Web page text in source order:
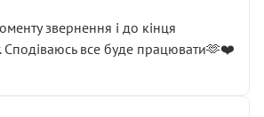
звернення і до кінця
Сподіваюсь все буде працювати🫶❤️